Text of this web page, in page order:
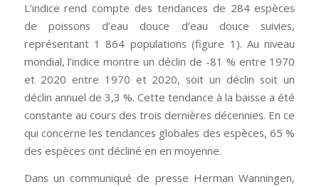
L’indice rend compte des tendances de 284 espèces
de poissons d’eau douce d’eau douce suivies,
représentant 1 864 populations (figure 1). Au niveau
mondial, l’indice montre un déclin de -81 % entre 1970
et 2020 entre 1970 et 2020, soit un déclin soit un
déclin annuel de 3,3 %. Cette tendance à la baisse a été
constante au cours des trois dernières décennies. En ce
qui concerne les tendances globales des espèces, 65 %
des espèces ont décliné en en moyenne.
Dans un communiqué de presse Herman Wanningen,